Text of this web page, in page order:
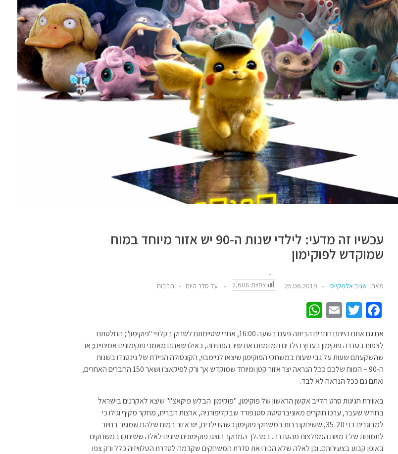
עכשיו זה מדעי: לילדי שנות ה-90 יש אזור מיוחד במוח
שמוקדש לפוקימון
מאת שגיב אלמקייס 25.06.2019 צפיות:2,608 על סדר היום תרבות
Fa
b
o
o
k
T
tt
er
E
ail
W
at
sA
p
p
אם גם אתם הייתם חוזרים הביתה פעם בשעה 16:00, אחרי שסיימתם לשחק בקלפי "פוקימון"; החלטתם
לצפות בסדרה פוקימון בערוץ הילדים וזמזמתם את שיר הפתיחה, כאילו שאתם מאמני פוקימונים אמיתיים; או
שהשקעתם שעות על גבי שעות במשחקי הפוקימון שיצאו לגיימבוי, הקונסולה הניידת של נינטנדו בשנות
ה-90 – המוח שלכם ככל הנראה יצר אזור קטן ומיוחד שמוקדש אך ורק לפיקאצ'ו ושאר 150 החברים האחרים,
ואתם גם ככל הנראה לא לבד.
באווירת חגיגות סרט הלייב אקשן הראשון של פוקימון, "פוקימון: הבלש פיקאצ'ו" שיצא לאקרנים בישראל
בחודש שעבר, ערכו חוקרים מאוניברסיטת סטנפורד שבקליפורניה, ארצות הברית, מחקר מקיף וגילו כי
למבוגרים בני 35-20, ששיחקו רבות במשחקי פוקימון כשהיו ילדים, יש אזור במוח שלהם שמגיב בחיוב
לתמונות של דמויות המפלצות מהסדרה. במהלך המחקר הוצגו פוקימונים שונים לאלה ששיחקו במשחקים
באופן קבוע בצעירותם. וכן לאלה שלא הכירו את סדרת המשחקים שקדמה לסדרת הטלוויזיה כלל ורק צפו